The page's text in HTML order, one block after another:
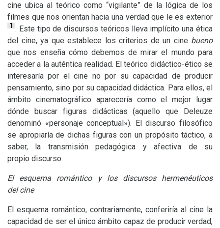
cine ubica al teórico como “vigilante” de la lógica de los
filmes que nos orientan hacia una verdad que le es exterior
1 . Este tipo de discursos teóricos lleva implícito una ética
del cine, ya que establece los criterios de un cine bueno
que nos enseña cómo debemos de mirar el mundo para
acceder a la auténtica realidad. El teórico didáctico-ético se
interesaría por el cine no por su capacidad de producir
pensamiento, sino por su capacidad didáctica. Para ellos, el
ámbito cinematográfico aparecería como el mejor lugar
dónde buscar figuras didácticas (aquello que Deleuze
denominó «personaje conceptual»). El discurso filosófico
se apropiaría de dichas figuras con un propósito táctico, a
saber, la transmisión pedagógica y afectiva de su
propio discurso.
El esquema romántico y los discursos hermenéuticos
del cine
El esquema romántico, contrariamente, conferiría al cine la
capacidad de ser el único ámbito capaz de producir verdad,